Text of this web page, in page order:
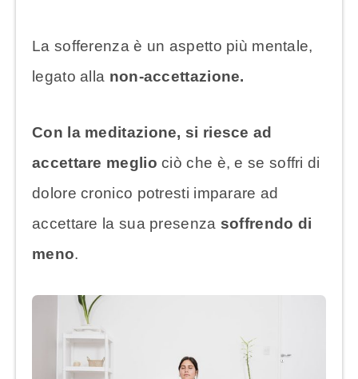
La sofferenza è un aspetto più mentale,
legato alla non-accettazione.
Con la meditazione, si riesce ad
accettare meglio ciò che è, e se soffri di
dolore cronico potresti imparare ad
accettare la sua presenza soffrendo di
meno.